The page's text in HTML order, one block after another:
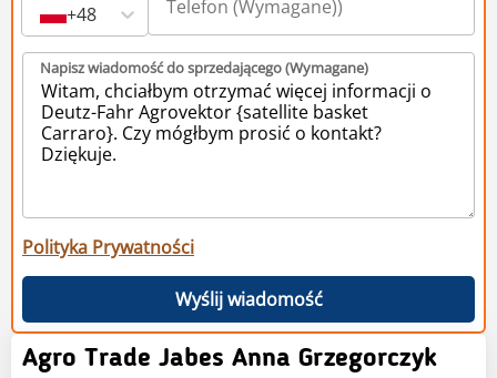
+48
Napisz wiadomość do sprzedającego (Wymagane)
Polityka Prywatności
Wyślij wiadomość
Agro Trade Jabes Anna Grzegorczyk